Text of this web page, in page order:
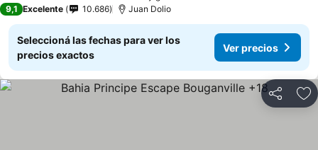
9,1 Excelente 10.686 Juan Dolio
Seleccioná las fechas para ver los
precios exactos
Ver precios
Compartir